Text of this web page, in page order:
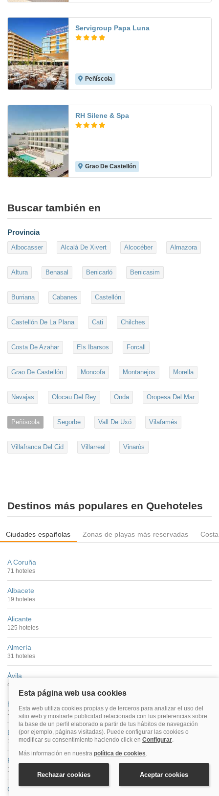
Servigroup Papa Luna
Peñíscola
RH Silene & Spa
Grao De Castellón
Buscar también en
Provincia
Albocasser Alcalà De Xivert Alcocéber Almazora
Altura Benasal Benicarló Benicasim
Burriana Cabanes Castellón
Castellón De La Plana Cati Chilches
Costa De Azahar Els Ibarsos Forcall
Grao De Castellón Moncofa Montanejos Morella
Navajas Olocau Del Rey Onda Oropesa Del Mar
Peñíscola Segorbe Vall De Uxó Vilafamés
Villafranca Del Cid Villarreal Vinaròs
Destinos más populares en Quehoteles
Ciudades españolas Zonas de playas más reservadas
A Coruña
71 hoteles
Albacete
19 hoteles
Alicante
125 hoteles
Almería
31 hoteles
Ávila
41 hoteles
Badajoz
16 hoteles
Barcelona
1004 hoteles
Bilbao
115 hoteles
Cáceres